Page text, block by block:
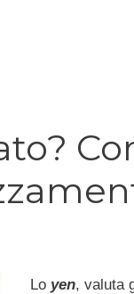
Lo yen, valuta